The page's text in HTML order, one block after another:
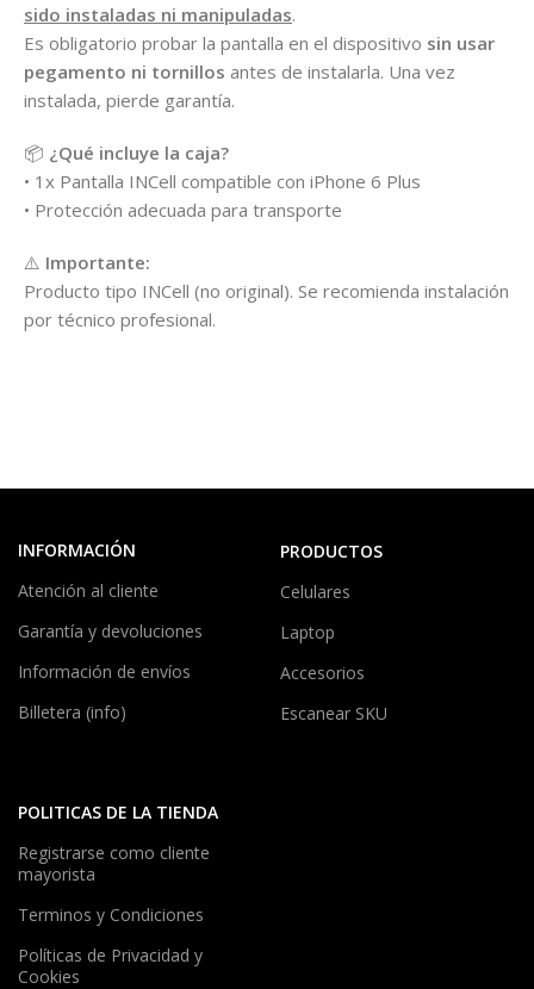
sido instaladas ni manipuladas.
Es obligatorio probar la pantalla en el dispositivo sin usar
pegamento ni tornillos antes de instalarla. Una vez
instalada, pierde garantía.
📦 ¿Qué incluye la caja?
• 1x Pantalla INCell compatible con iPhone 6 Plus
• Protección adecuada para transporte
⚠️ Importante:
Producto tipo INCell (no original). Se recomienda instalación
por técnico profesional.
INFORMACIÓN
Atención al cliente
Garantía y devoluciones
Información de envíos
Billetera (info)
PRODUCTOS
Celulares
Laptop
Accesorios
Escanear SKU
POLITICAS DE LA TIENDA
Registrarse como cliente
mayorista
Terminos y Condiciones
Políticas de Privacidad y
Cookies